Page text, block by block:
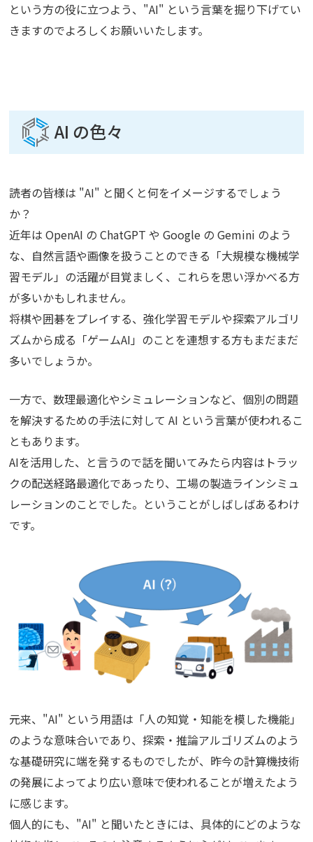
という方の役に立つよう、"AI" という言葉を掘り下げてい
きますのでよろしくお願いいたします。
AI の色々
読者の皆様は "AI" と聞くと何をイメージするでしょう
か？
近年は OpenAI の ChatGPT や Google の Gemini のよう
な、自然言語や画像を扱うことのできる「大規模な機械学
習モデル」の活躍が目覚ましく、これらを思い浮かべる方
が多いかもしれません。
将棋や囲碁をプレイする、強化学習モデルや探索アルゴリ
ズムから成る「ゲームAI」のことを連想する方もまだまだ
多いでしょうか。
一方で、数理最適化やシミュレーションなど、個別の問題
を解決するための手法に対して AI という言葉が使われるこ
ともあります。
AIを活用した、と言うので話を聞いてみたら内容はトラッ
クの配送経路最適化であったり、工場の製造ラインシミュ
レーションのことでした。ということがしばしばあるわけ
です。
元来、"AI" という用語は「人の知覚・知能を模した機能」
のような意味合いであり、探索・推論アルゴリズムのよう
な基礎研究に端を発するものでしたが、昨今の計算機技術
の発展によってより広い意味で使われることが増えたよう
に感じます。
個人的にも、"AI" と聞いたときには、具体的にどのような